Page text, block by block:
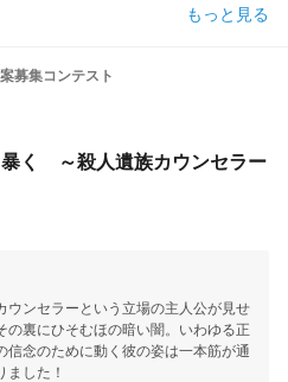
もっと見る
募集コンテスト
く ～殺人遺族カウンセラー
ウンセラーという立場の主人公が見せ
の裏にひそむほの暗い闇。いわゆる正
念のために動く彼の姿は一本筋が通
した！